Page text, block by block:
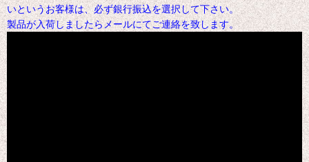
いというお客様は、必ず銀行振込を選択して下さい。
製品が入荷しましたらメールにてご連絡を致します。